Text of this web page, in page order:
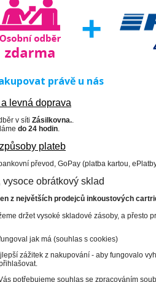
právě u nás
levná doprava
v síti Zásilkovna..
do 24 hodin.
plateb
převod, GoPay (platba kartou,
vysoce obrátkový sklad
z největších prodejců inkoustových
držet vysoké skladové zásoby, a přesto
jak má (souhlas s cookies)
zážitek z nakupování - aby fungovalo
potřebujeme souhlas se zpracováním